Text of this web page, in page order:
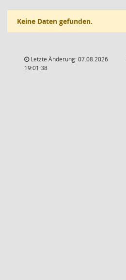
Keine Daten gefunden.
Letzte Änderung: 07.08.2026
19:01:38